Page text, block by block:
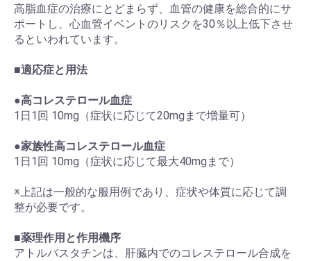
高脂血症の治療にとどまらず、血管の健康を総合的にサ
ポートし、心血管イベントのリスクを30％以上低下させ
るといわれています。
■適応症と用法
●高コレステロール血症
1日1回 10mg（症状に応じて20mgまで増量可）
●家族性高コレステロール血症
1日1回 10mg（症状に応じて最大40mgまで）
※上記は一般的な服用例であり、症状や体質に応じて調
整が必要です。
■薬理作用と作用機序
アトルバスタチンは、肝臓内でのコレステロール合成を